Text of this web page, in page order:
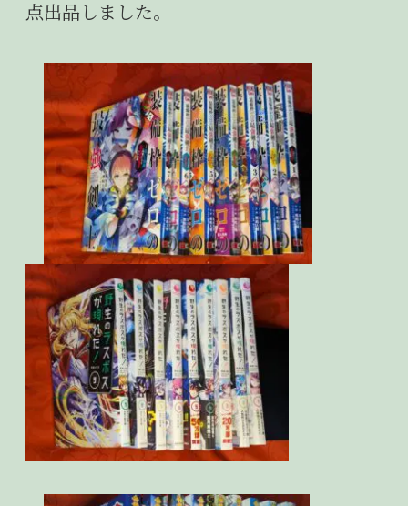
点出品しました。